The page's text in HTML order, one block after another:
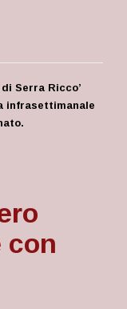
Serra Ricco’
infrasettimanale
con